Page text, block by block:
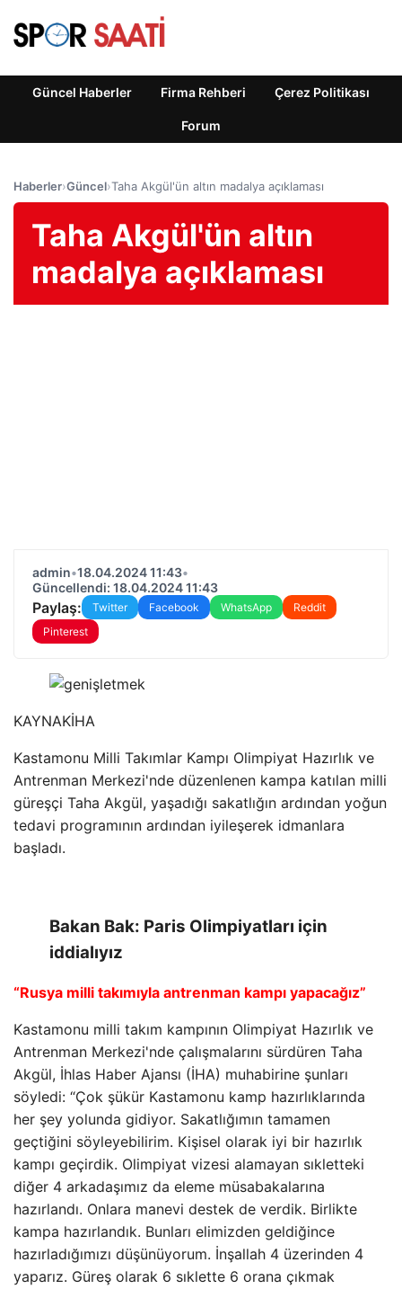
Güncel Haberler Firma Rehberi Çerez Politikası
Forum
Haberler›Güncel›Taha Akgül'ün altın madalya açıklaması
Taha Akgül'ün altın
madalya açıklaması
admin•18.04.2024 11:43•
Güncellendi: 18.04.2024 11:43
Paylaş: Twitter Facebook WhatsApp
Reddit
Pinterest
KAYNAKİHA
Kastamonu Milli Takımlar Kampı Olimpiyat Hazırlık ve
Antrenman Merkezi'nde düzenlenen kampa katılan milli
güreşçi Taha Akgül, yaşadığı sakatlığın ardından yoğun
tedavi programının ardından iyileşerek idmanlara
başladı.
Bakan Bak: Paris Olimpiyatları için
iddialıyız
“Rusya milli takımıyla antrenman kampı yapacağız”
Kastamonu milli takım kampının Olimpiyat Hazırlık ve
Antrenman Merkezi'nde çalışmalarını sürdüren Taha
Akgül, İhlas Haber Ajansı (İHA) muhabirine şunları
söyledi: “Çok şükür Kastamonu kamp hazırlıklarında
her şey yolunda gidiyor. Sakatlığımın tamamen
geçtiğini söyleyebilirim. Kişisel olarak iyi bir hazırlık
kampı geçirdik. Olimpiyat vizesi alamayan sıkletteki
diğer 4 arkadaşımız da eleme müsabakalarına
hazırlandı. Onlara manevi destek de verdik. Birlikte
kampa hazırlandık. Bunları elimizden geldiğince
hazırladığımızı düşünüyorum. İnşallah 4 üzerinden 4
yaparız. Güreş olarak 6 sıklette 6 orana çıkmak